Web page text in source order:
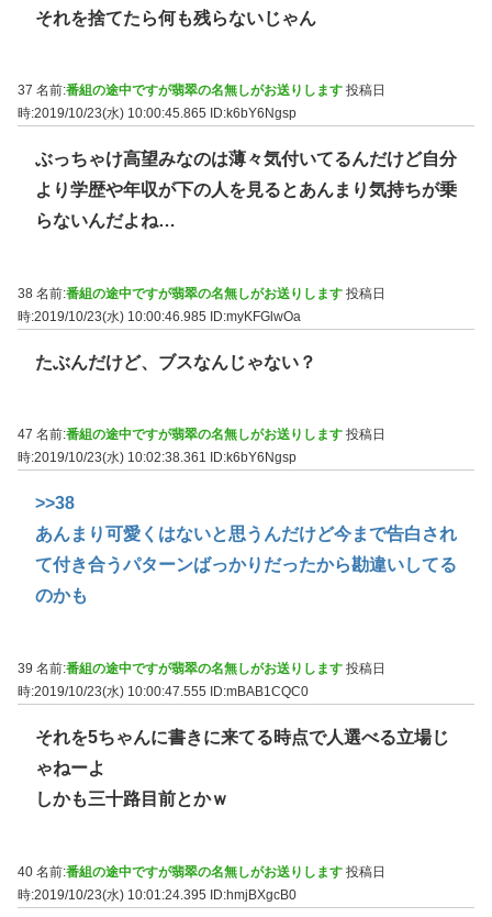
それを捨てたら何も残らないじゃん
37 名前:番組の途中ですが翡翠の名無しがお送りします 投稿日
時:2019/10/23(水) 10:00:45.865
ID:k6bY6Ngsp
ぶっちゃけ高望みなのは薄々気付いてるんだけど自分
より学歴や年収が下の人を見るとあんまり気持ちが乗
らないんだよね…
38 名前:番組の途中ですが翡翠の名無しがお送りします 投稿日
時:2019/10/23(水) 10:00:46.985 ID:myKFGlwOa
たぶんだけど、ブスなんじゃない？
47 名前:番組の途中ですが翡翠の名無しがお送りします 投稿日
時:2019/10/23(水) 10:02:38.361
ID:k6bY6Ngsp
>>38
あんまり可愛くはないと思うんだけど今まで告白され
て付き合うパターンばっかりだったから勘違いしてる
のかも
39 名前:番組の途中ですが翡翠の名無しがお送りします 投稿日
時:2019/10/23(水) 10:00:47.555
ID:mBAB1CQC0
それを5ちゃんに書きに来てる時点で人選べる立場じ
ゃねーよ
しかも三十路目前とかｗ
40 名前:番組の途中ですが翡翠の名無しがお送りします 投稿日
時:2019/10/23(水) 10:01:24.395 ID:hmjBXgcB0